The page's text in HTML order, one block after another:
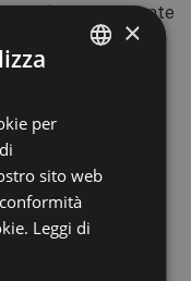
più volte. Durante
sostò a
con le loro chiese
offrirono a
Nord e Sud che
monti
all’Alto Adige è
ENGLISH
×
per
sito web
Leggi di